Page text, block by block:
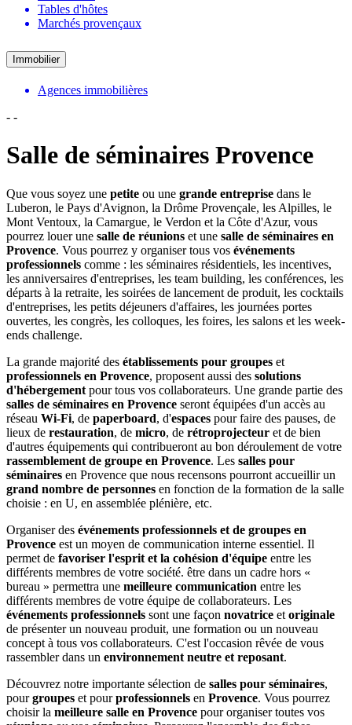
Tables d'hôtes
Marchés provençaux
Immobilier
Agences immobilières
- -
Salle de séminaires Provence
Que vous soyez une petite ou une grande entreprise dans le
Luberon, le Pays d'Avignon, la Drôme Provençale, les Alpilles, le
Mont Ventoux, la Camargue, le Verdon et la Côte d'Azur, vous
pourrez louer une salle de réunions et une salle de séminaires en
Provence. Vous pourrez y organiser tous vos événements
professionnels comme : les séminaires résidentiels, les incentives,
les anniversaires d'entreprises, les team building, les conférences, les
départs à la retraite, les soirées de lancement de produit, les cocktails
d'entreprises, les petits déjeuners d'affaires, les journées portes
ouvertes, les congrès, les colloques, les foires, les salons et les week-
ends challenge.
La grande majorité des établissements pour groupes et
professionnels en Provence, proposent aussi des solutions
d'hébergement pour tous vos collaborateurs. Une grande partie des
salles de séminaires en Provence seront équipées d'un accès au
réseau Wi-Fi, de paperboard, d'espaces pour faire des pauses, de
lieux de restauration, de micro, de rétroprojecteur et de bien
d'autres équipements qui contribueront au bon déroulement de votre
rassemblement de groupe en Provence. Les salles pour
séminaires en Provence que nous recensons pourront accueillir un
grand nombre de personnes en fonction de la formation de la salle
choisie : en U, en assemblée plénière, etc.
Organiser des événements professionnels et de groupes en
Provence est un moyen de communication interne essentiel. Il
permet de favoriser l'esprit et la cohésion d'équipe entre les
différents membres de votre société. être dans un cadre hors «
bureau » permettra une meilleure communication entre les
différents membres de votre équipe de collaborateurs. Les
événements professionnels sont une façon novatrice et originale
de présenter un nouveau produit, une formation ou un nouveau
concept à tous vos collaborateurs. C'est l'occasion rêvée de vous
rassembler dans un environnement neutre et reposant.
Découvrez notre importante sélection de salles pour séminaires,
pourgroupes et pourprofessionnels en Provence. Vous pourrez
choisir la meilleure salle en Provence pour organiser toutes vos